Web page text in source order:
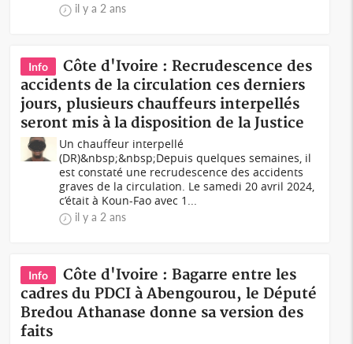
il y a 2 ans
Info
Côte d'Ivoire : Recrudescence des
accidents de la circulation ces derniers
jours, plusieurs chauffeurs interpellés
seront mis à la disposition de la Justice
Un chauffeur interpellé
(DR)&nbsp;&nbsp;Depuis quelques semaines, il
est constaté une recrudescence des accidents
graves de la circulation. Le samedi 20 avril 2024,
c’était à Koun-Fao avec 1...
il y a 2 ans
Info
Côte d'Ivoire : Bagarre entre les
cadres du PDCI à Abengourou, le Député
Bredou Athanase donne sa version des
faits